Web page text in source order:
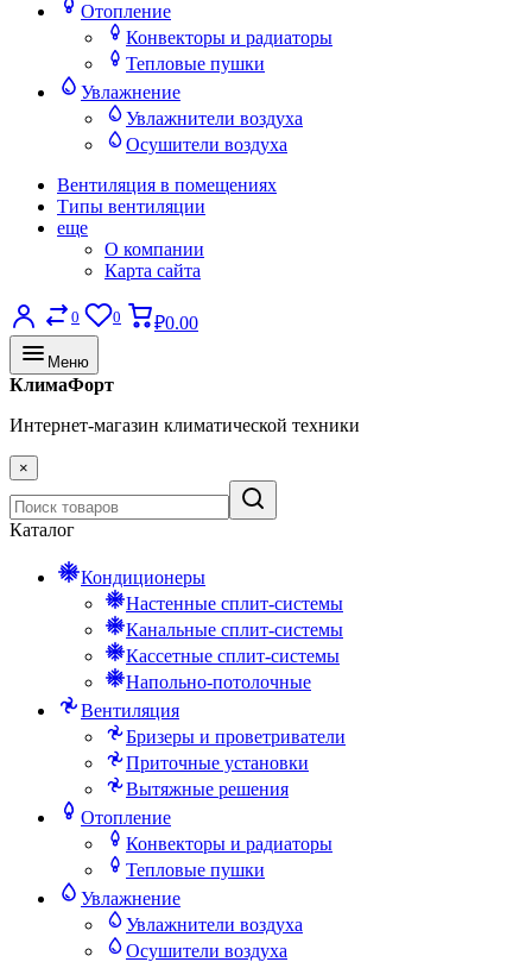
Отопление
Конвекторы и радиаторы
Тепловые пушки
Увлажнение
Увлажнители воздуха
Осушители воздуха
Вентиляция в помещениях
Типы вентиляции
еще
О компании
Карта сайта
0 0 ₽0.00
Меню
КлимаФорт
Интернет-магазин климатической техники
×
Каталог
Кондиционеры
Настенные сплит-системы
Канальные сплит-системы
Кассетные сплит-системы
Напольно-потолочные
Вентиляция
Бризеры и проветриватели
Приточные установки
Вытяжные решения
Отопление
Конвекторы и радиаторы
Тепловые пушки
Увлажнение
Увлажнители воздуха
Осушители воздуха